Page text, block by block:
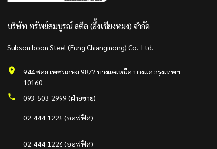
บริษัท ทรัพย์สมบูรณ์ สตีล (อึ้งเชียงหมง) จำกัด
Subsomboon Steel (Eung Chiangmong) Co., Ltd.
944 ซอย เพชรเกษม 98/2 บางแคเหนือ บางแค กรุงเทพฯ
10160
093-508-2999 (ฝ่ายขาย)
02-444-1225 (ออฟฟิศ)
02-444-1226 (ออฟฟิศ)